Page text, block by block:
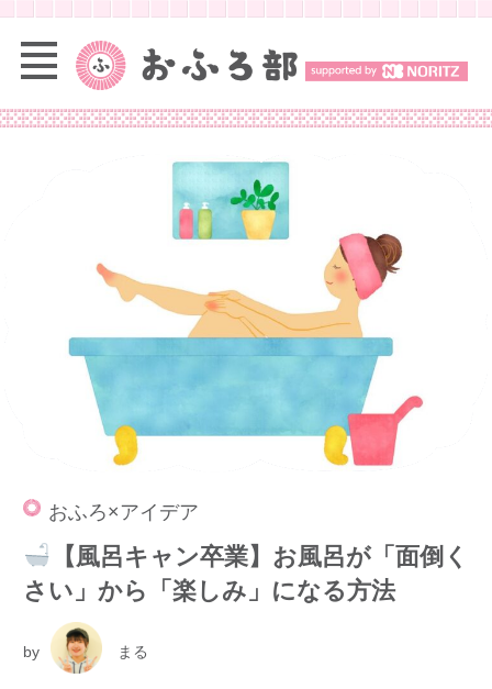
おふろ×アイデア
【風呂キャン卒業】お風呂が「面倒く
さい」から「楽しみ」になる方法
by まる